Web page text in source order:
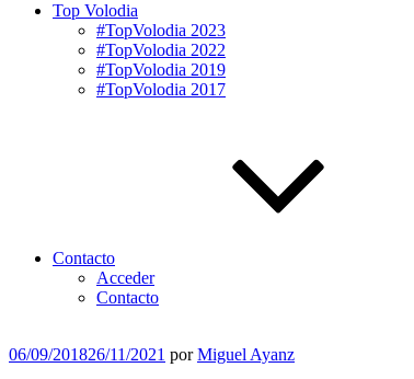
Top Volodia
#TopVolodia 2023
#TopVolodia 2022
#TopVolodia 2019
#TopVolodia 2017
Contacto
Acceder
Contacto
Publicado
06/09/201826/11/2021 porMiguel Ayanz